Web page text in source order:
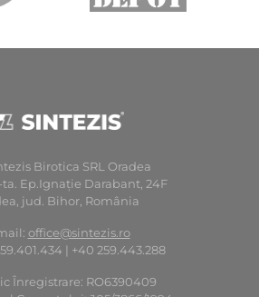
Birotica SRL Oradea
ta. Ep.Ignaţie Darabant, 24F
jud. Bihor, România
office@sintezis.ro
| +40 259.443.288
Înregistrare: RO6390409